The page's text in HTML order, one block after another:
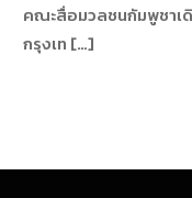
คณะสื่อมวลชนกัมพูชาเ
กรุงเท […]